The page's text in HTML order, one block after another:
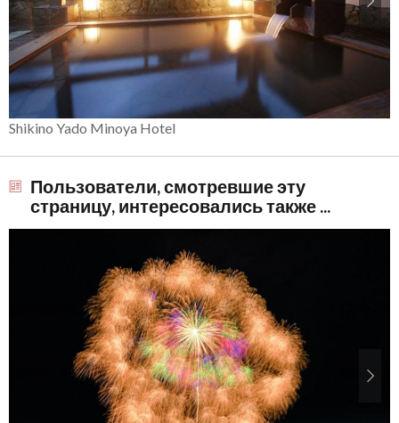
Shikino Yado Minoya Hotel
Пользователи, смотревшие эту
страницу, интересовались также ...